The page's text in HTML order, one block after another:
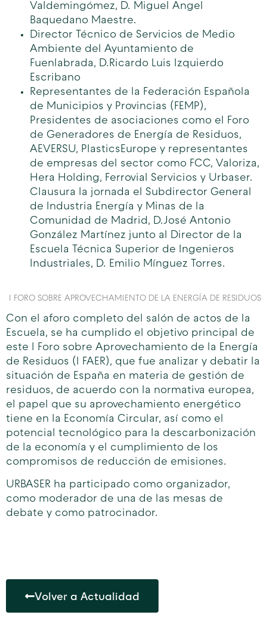
Valdemingómez, D. Miguel Angel
Baquedano Maestre.
Director Técnico de Servicios de Medio
Ambiente del Ayuntamiento de
Fuenlabrada, D.Ricardo Luis Izquierdo
Escribano
Representantes de la Federación Española
de Municipios y Provincias (FEMP),
Presidentes de asociaciones como el Foro
de Generadores de Energía de Residuos,
AEVERSU, PlasticsEurope y representantes
de empresas del sector como FCC, Valoriza,
Hera Holding, Ferrovial Servicios y Urbaser.
Clausura la jornada el Subdirector General
de Industria Energía y Minas de la
Comunidad de Madrid, D.José Antonio
González Martínez junto al Director de la
Escuela Técnica Superior de Ingenieros
Industriales, D. Emilio Mínguez Torres.
I FORO SOBRE APROVECHAMIENTO DE LA ENERGÍA DE RESIDUOS
Con el aforo completo del salón de actos de la
Escuela, se ha cumplido el objetivo principal de
este I Foro sobre Aprovechamiento de la Energía
de Residuos (I FAER), que fue analizar y debatir la
situación de España en materia de gestión de
residuos, de acuerdo con la normativa europea,
el papel que su aprovechamiento energético
tiene en la Economía Circular, así como el
potencial tecnológico para la descarbonización
de la economía y el cumplimiento de los
compromisos de reducción de emisiones.
URBASER ha participado como organizador,
como moderador de una de las mesas de
debate y como patrocinador.
Volver a Actualidad